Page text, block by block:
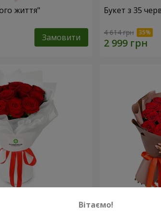
життя"
Замовити
Букет з 35
4 614 грн
троянд
троянда!"
Вітаємо!